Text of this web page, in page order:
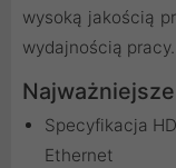
wysoką jakością
wydajnością pracy.
Specyfikacja
Ethernet